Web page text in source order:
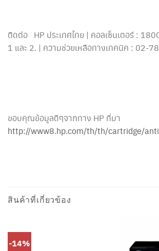
ติดต่อ HP ประเทศไทย | คอลเซ็นเตอร์ :
1 และ 2. | ความช่วยเหลือทางเทคนิค : 02-
ขอบคุณข้อมูลดีๆจากทาง HP ที่มา
http://www8.hp.com/th/th/cartridge/
สินค้าที่เกี่ยวข้อง
-14%